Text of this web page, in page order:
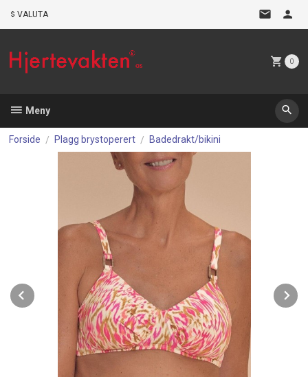
VALUTA
0
Meny
Forside Plagg brystoperert Badedrakt/bikini
Prev